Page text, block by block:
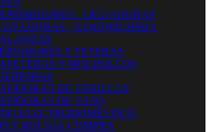
- LICUADORAS
- SANDWICHERA
Y TETERAS
Y MOLINILLOS
DE VARILLAS
DE VASO
ELECTRODOMESTICO
Y BOLSAS COMPRA